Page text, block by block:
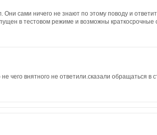
Они сами ничего не знают по этому поводу и
в тестовом режиме и возможны краткосрочные
чего внятного не ответили.сказали обращаться в